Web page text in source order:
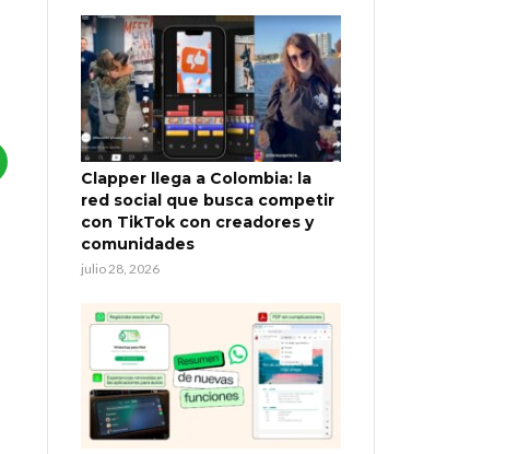
Clapper llega a Colombia: la
red social que busca competir
con TikTok con creadores y
comunidades
julio 28, 2026